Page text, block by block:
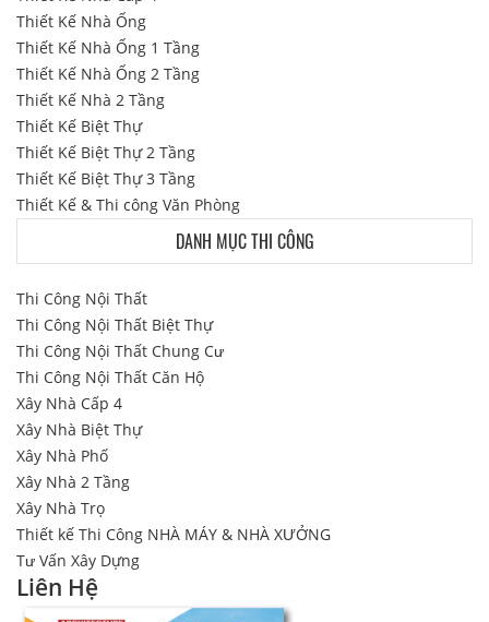
Thiết Kế Nhà Ống
Thiết Kế Nhà Ống 1 Tầng
Thiết Kế Nhà Ống 2 Tầng
Thiết Kế Nhà 2 Tầng
Thiết Kế Biệt Thự
Thiết Kế Biệt Thự 2 Tầng
Thiết Kế Biệt Thự 3 Tầng
Thiết Kế & Thi công Văn Phòng
DANH MỤC THI CÔNG
Thi Công Nội Thất
Thi Công Nội Thất Biệt Thự
Thi Công Nội Thất Chung Cư
Thi Công Nội Thất Căn Hộ
Xây Nhà Cấp 4
Xây Nhà Biệt Thự
Xây Nhà Phố
Xây Nhà 2 Tầng
Xây Nhà Trọ
Thiết kế Thi Công NHÀ MÁY & NHÀ XƯỞNG
Tư Vấn Xây Dựng
Liên Hệ